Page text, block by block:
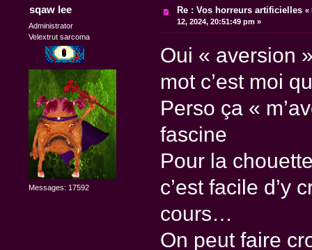
sqaw lee
Administrator
Velextrut sarcoma
Messages: 17592
Re : Vos horreurs artificielles «
12, 2024, 20:51:49 pm »
Oui « aversion
mot c’est moi
Perso ça «
fascine
Pour la
c’est facile d’y
cours…
On peut faire